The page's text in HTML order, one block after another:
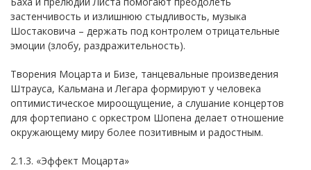
застенчивость и излишнюю стыдливость, музыка
Шостаковича – держать под контролем отрицательные
эмоции (злобу, раздражительность).
Творения Моцарта и Бизе, танцевальные произведения
Штрауса, Кальмана и Легара формируют у человека
оптимистическое мироощущение, а слушание концертов
для фортепиано с оркестром Шопена делает отношение
окружающему миру более позитивным и радостным.
2.1.3. «Эффект Моцарта»